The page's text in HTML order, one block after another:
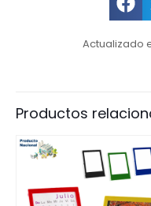
Actualizado
Productos